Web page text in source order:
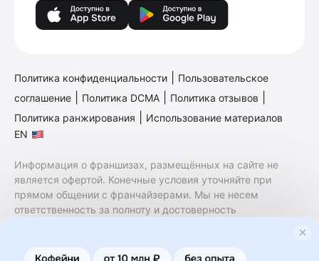
Политика конфиденциальности
Пользовательское
соглашение
Политика DCMA Политика отзывов
Политика ранжирования
Использование материалов
EN
Информация о франшизах, размещённых на сайте не
является офертой. Конечные условия уточняйте при
прямом общении с франчайзерами. Мы не несем
ответственность за полноту и достоверность
финансовые услуги. Заключение договоров